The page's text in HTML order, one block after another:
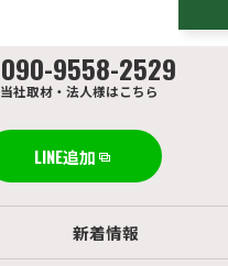
090-9558-2529
当社取材・法人様はこちら
LINE追加
新着情報